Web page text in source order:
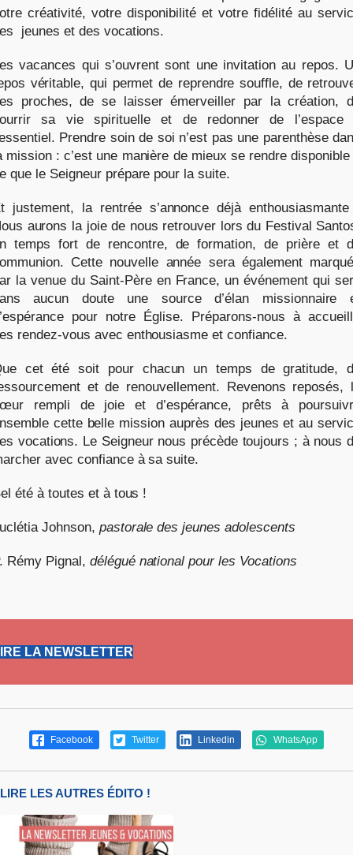
créativité, votre disponibilité et votre fidélité au
jeunes et des vocations.
vacances qui s’ouvrent sont une invitation au repos.
véritable, qui permet de reprendre souffle, de
proches, de se laisser émerveiller par la création,
sa vie spirituelle et de redonner de l’espace
Prendre soin de soi n’est pas une parenthèse
mission : c’est une manière de mieux se rendre disponible
que le Seigneur prépare pour la suite.
justement, la rentrée s’annonce déjà
aurons la joie de nous retrouver lors du Festival
temps fort de rencontre, de formation, de prière et
Cette nouvelle année sera également
la venue du Saint-Père en France, un événement qui
aucun doute une source d’élan missionnaire
pour notre Église. Préparons-nous à
rendez-vous avec enthousiasme et confiance.
cet été soit pour chacun un temps de gratitude,
et de renouvellement. Revenons reposés,
rempli de joie et d’espérance, prêts à
cette belle mission auprès des jeunes et au
vocations. Le Seigneur nous précède toujours ; à nous
avec confiance à sa suite.
été à toutes et à tous !
Johnson, pastorale des jeunes adolescents
Rémy Pignal, délégué national pour les Vocations
LA NEWSLETTER
Facebook Twitter Linkedin WhatsApp
LIRE LES AUTRES ÉDITO !